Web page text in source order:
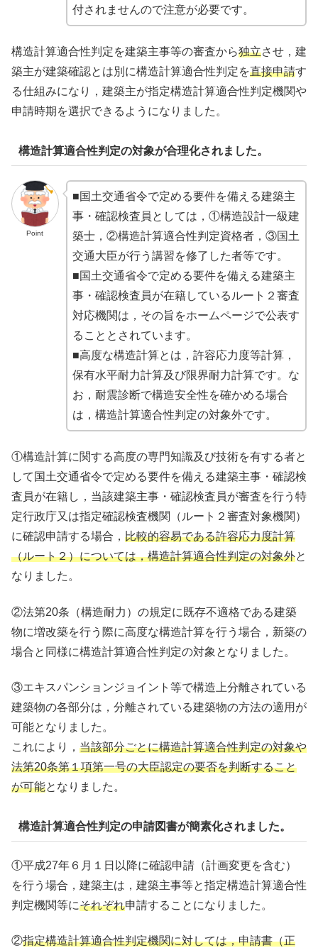
付されませんので注意が必要です。
構造計算適合性判定を建築主事等の審査から独立させ，建
築主が建築確認とは別に構造計算適合性判定を直接申請す
る仕組みになり，建築主が指定構造計算適合性判定機関や
申請時期を選択できるようになりました。
構造計算適合性判定の対象が合理化されました。
Point
■国土交通省令で定める要件を備える建築主
事・確認検査員としては，①構造設計一級建
築士，②構造計算適合性判定資格者，③国土
交通大臣が行う講習を修了した者等です。
■国土交通省令で定める要件を備える建築主
事・確認検査員が在籍しているルート２審査
対応機関は，その旨をホームページで公表す
ることとされています。
■高度な構造計算とは，許容応力度等計算，
保有水平耐力計算及び限界耐力計算です。な
お，耐震診断で構造安全性を確かめる場合
は，構造計算適合性判定の対象外です。
①構造計算に関する高度の専門知識及び技術を有する者と
して国土交通省令で定める要件を備える建築主事・確認検
査員が在籍し，当該建築主事・確認検査員が審査を行う特
定行政庁又は指定確認検査機関（ルート２審査対象機関）
に確認申請する場合， 比較的容易である許容応力度計算
（ルート２）については，構造計算適合性判定の対象外と
なりました。
②法第20条（構造耐力）の規定に既存不適格である建築
物に増改築を行う際に高度な構造計算を行う場合，新築の
場合と同様に構造計算適合性判定の対象となりました。
③エキスパンションジョイント等で構造上分離されている
建築物の各部分は，分離されている建築物の方法の適用が
可能となりました。
これにより， 当該部分ごとに構造計算適合性判定の対象や
法第20条第１項第一号の大臣認定の要否を判断すること
が可能となりました。
構造計算適合性判定の申請図書が簡素化されました。
①平成27年６月１日以降に確認申請（計画変更を含む）
を行う場合，建築主は，建築主事等と指定構造計算適合性
判定機関等にそれぞれ申請することになりました。
②指定構造計算適合性判定機関に対しては，申請書（正